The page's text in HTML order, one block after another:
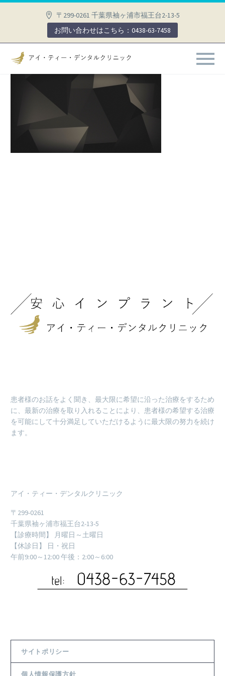
〒299-0261 千葉県袖ヶ浦市福王台2-13-5
お問い合わせはこちら：0438-63-7458
患者様のお話をよく聞き、最大限に希望に沿った治療をするため
に、最新の治療を取り入れることにより、患者様の希望する治療
を可能にして十分満足していただけるように最大限の努力を続け
ます。
アイ・ティー・デンタルクリニック
〒299-0261
千葉県袖ヶ浦市福王台2-13-5
【診療時間】 月曜日～土曜日
【休診日】 日・祝日
午前9:00～12:00 午後：2:00～6:00
サイトポリシー
個人情報保護方針